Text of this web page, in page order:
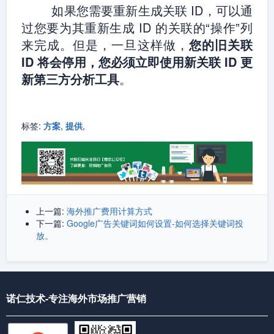
如果您需要重新生成关联 ID，可以通
过您要为其重新生成 ID 的关联的“操作”列
来完成。但是，一旦这样做， 您的旧关联
ID 将会停用，您必须立即使用新关联 ID 更
新第三方分析工具。
标签: 方案, 提供,
上一篇: 海外推广费用计算方式
下一篇: Google广告关键词如何设置-如何选择关键词投
放。
诺仁技术-专注海外市场推广营销